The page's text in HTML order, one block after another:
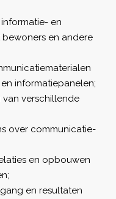
en
en andere
informatiepanelen;
van verschillende
over communicatie-
en opbouwen
en resultaten